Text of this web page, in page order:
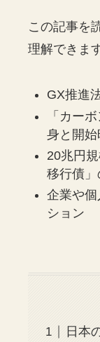
この記事を
理解できま
GX推進
「カー
身と開始
20兆円
移行債
企業や
ション
日本